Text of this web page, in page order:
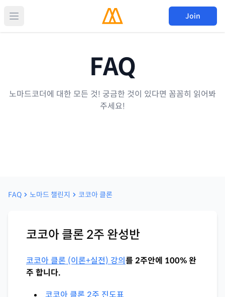
Join
FAQ
노마드코더에 대한 모든 것! 궁금한 것이 있다면 꼼꼼히 읽어봐
주세요!
FAQ 노마드 챌린지 코코아 클론
코코아 클론 2주 완성반
코코아 클론 (이론+실전) 강의를 2주안에 100% 완
주 합니다.
코코아 클론 2주 진도표